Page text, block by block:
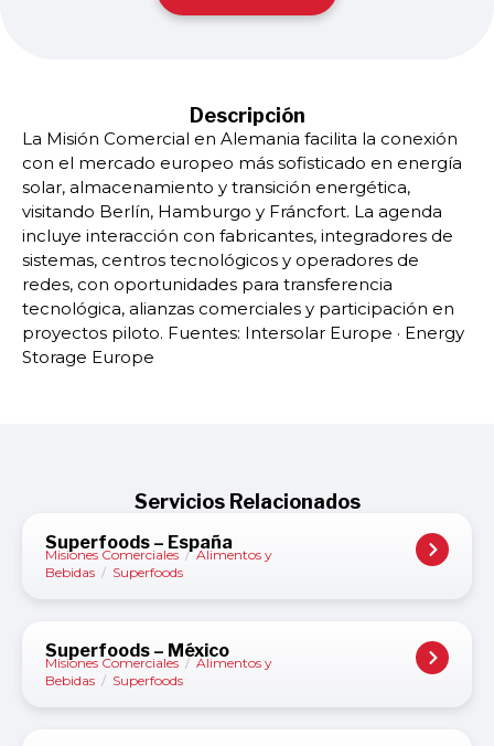
Descripción
La Misión Comercial en Alemania facilita la conexión
con el mercado europeo más sofisticado en energía
solar, almacenamiento y transición energética,
visitando Berlín, Hamburgo y Fráncfort. La agenda
incluye interacción con fabricantes, integradores de
sistemas, centros tecnológicos y operadores de
redes, con oportunidades para transferencia
tecnológica, alianzas comerciales y participación en
proyectos piloto. Fuentes: Intersolar Europe · Energy
Storage Europe
Servicios Relacionados
Superfoods – España
Misiones Comerciales / Alimentos y
Bebidas / Superfoods
Superfoods – México
Misiones Comerciales / Alimentos y
Bebidas / Superfoods